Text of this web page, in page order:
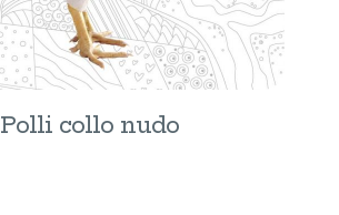
Polli collo nudo